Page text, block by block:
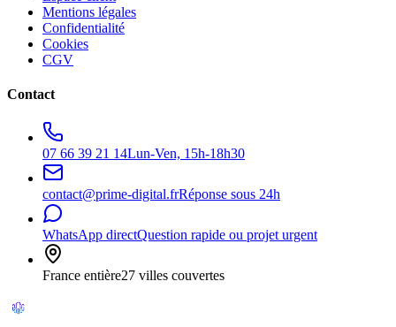
Mentions légales
Confidentialité
Cookies
CGV
Contact
07 66 39 21 14Lun-Ven, 15h-18h30
contact@prime-digital.frRéponse sous 24h
WhatsApp directQuestion rapide ou projet urgent
France entière27 villes couvertes